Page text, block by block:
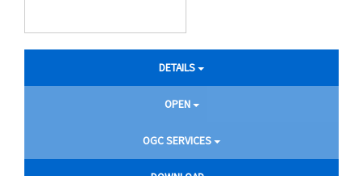
DETAILS
OPEN
OGC SERVICES